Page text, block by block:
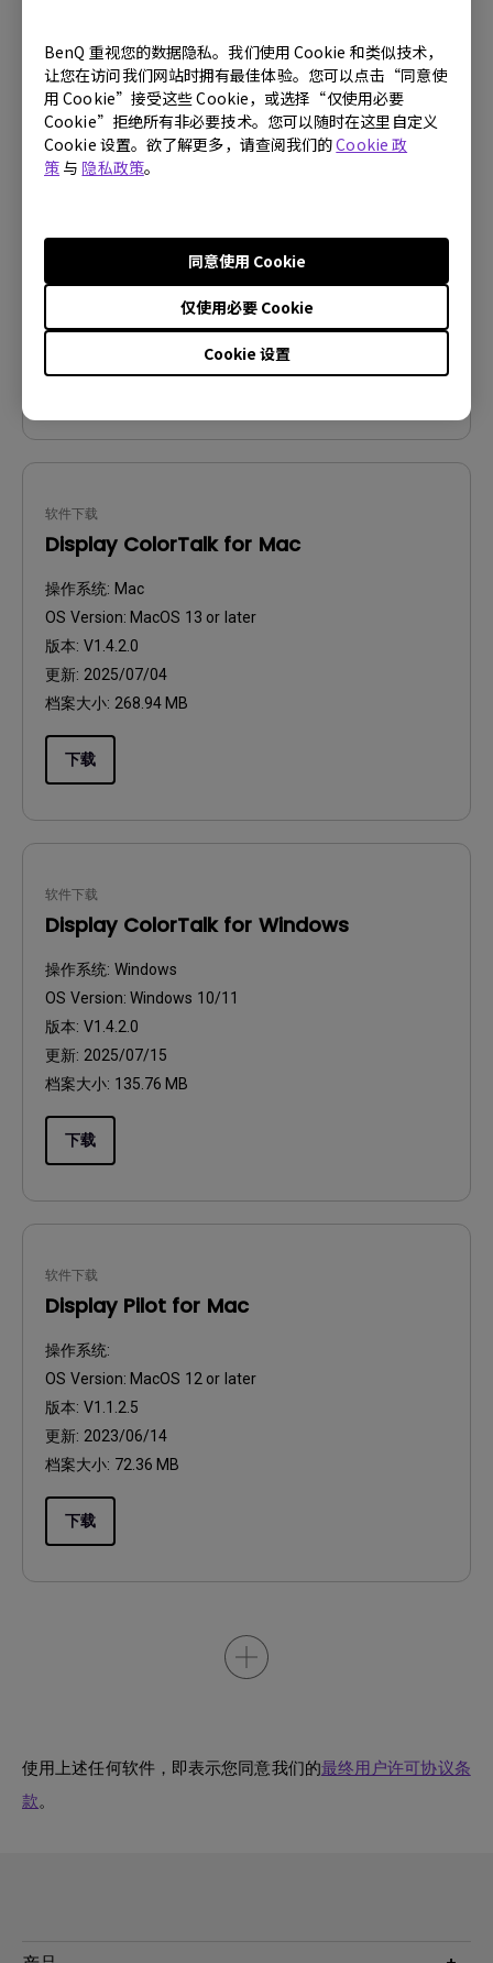
BenQ 重视您的数据隐私。我们使用 Cookie 和类似技术，
让您在访问我们网站时拥有最佳体验。您可以点击“同意使
用 Cookie”接受这些 Cookie，或选择“仅使用必要
Cookie”拒绝所有非必要技术。您可以随时在这里自定义
Cookie 设置。欲了解更多，请查阅我们的Cookie 政
策 与 隐私政策。
Cookie 设置
仅使用必要 Cookie
同意使用 Cookie
软件下载
Display ColorTalk for PD2700U,
PD2705Q
OS Version:Windows 10/11
更新:
档案大小:
下载
软件下载
Display ColorTalk for Mac
操作系统: Mac
OS Version: MacOS 13 or later
版本: V1.4.2.0
更新: 2025/07/04
档案大小: 268.94 MB
下载
软件下载
Display ColorTalk for Windows
操作系统: Windows
OS Version: Windows 10/11
版本: V1.4.2.0
更新: 2025/07/15
档案大小: 135.76 MB
下载
软件下载
Display Pilot for Mac
操作系统:
OS Version: MacOS 12 or later
版本: V1.1.2.5
更新: 2023/06/14
档案大小: 72.36 MB
下载
使用上述任何软件，即表示您同意我们的最终用户许可协议条
款。